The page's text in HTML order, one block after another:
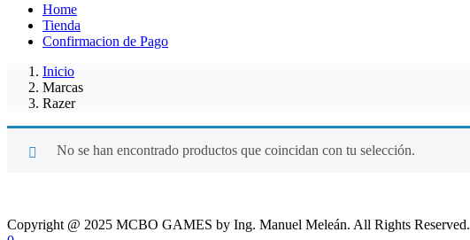
Home
Tienda
Confirmacion de Pago
Inicio
Marcas
Razer
No se han encontrado productos que coincidan con tu selección.
Copyright @ 2025 MCBO GAMES by Ing. Manuel Meleán. All Rights Reserved.